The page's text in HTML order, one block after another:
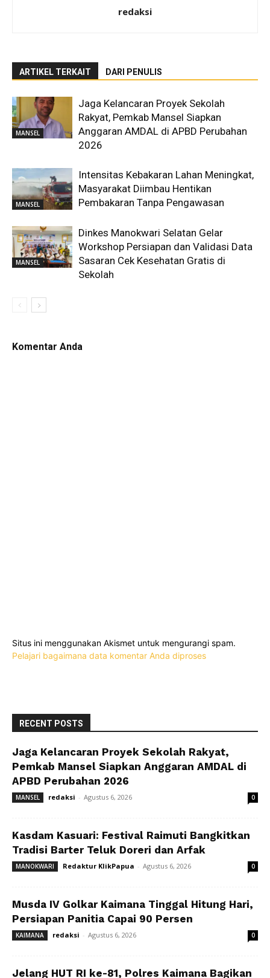
redaksi
ARTIKEL TERKAIT DARI PENULIS
MANSEL
Jaga Kelancaran Proyek Sekolah
Rakyat, Pemkab Mansel Siapkan
Anggaran AMDAL di APBD Perubahan
2026
MANSEL
Intensitas Kebakaran Lahan Meningkat,
Masyarakat Diimbau Hentikan
Pembakaran Tanpa Pengawasan
MANSEL
Dinkes Manokwari Selatan Gelar
Workshop Persiapan dan Validasi Data
Sasaran Cek Kesehatan Gratis di
Sekolah
Komentar Anda
Situs ini menggunakan Akismet untuk mengurangi spam.
Pelajari bagaimana data komentar Anda diproses
RECENT POSTS
Jaga Kelancaran Proyek Sekolah Rakyat,
Pemkab Mansel Siapkan Anggaran AMDAL di
APBD Perubahan 2026
MANSEL redaksi - Agustus 6, 2026 0
Kasdam Kasuari: Festival Raimuti Bangkitkan
Tradisi Barter Teluk Doreri dan Arfak
MANOKWARI Redaktur KlikPapua - Agustus 6, 2026 0
Musda IV Golkar Kaimana Tinggal Hitung Hari,
Persiapan Panitia Capai 90 Persen
KAIMANA redaksi - Agustus 6, 2026 0
Jelang HUT RI ke-81, Polres Kaimana Bagikan